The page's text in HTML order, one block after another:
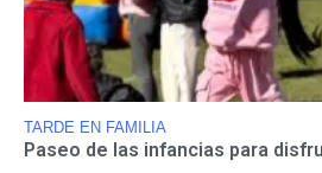
TARDE EN FAMILIA
Paseo de las infancias para